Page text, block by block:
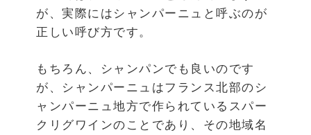
が、実際にはシャンパーニュと呼ぶのが
正しい呼び方です。
もちろん、シャンパンでも良いのです
が、シャンパーニュはフランス北部のシ
ャンパーニュ地方で作られているスパー
クリグワインのことであり、その地域名